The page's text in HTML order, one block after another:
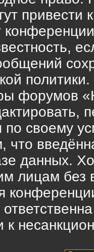
привести
форумов
своему
что
данных.
лицам
к